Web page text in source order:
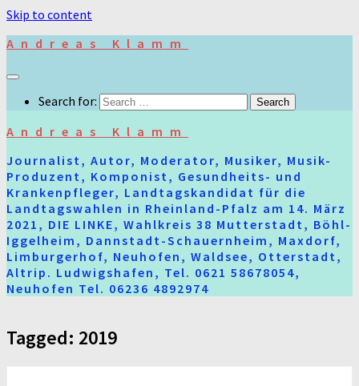
Skip to content
Andreas Klamm
Search for:
Andreas Klamm
Journalist, Autor, Moderator, Musiker, Musik-
Produzent, Komponist, Gesundheits- und
Krankenpfleger, Landtagskandidat für die
Landtagswahlen in Rheinland-Pfalz am 14. März
2021, DIE LINKE, Wahlkreis 38 Mutterstadt, Böhl-
Iggelheim, Dannstadt-Schauernheim, Maxdorf,
Limburgerhof, Neuhofen, Waldsee, Otterstadt,
Altrip. Ludwigshafen, Tel. 0621 58678054,
Neuhofen Tel. 06236 4892974
Tagged: 2019